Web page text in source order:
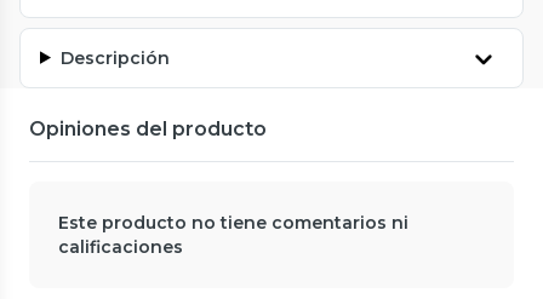
Descripción
Opiniones del producto
Este producto no tiene comentarios ni
calificaciones